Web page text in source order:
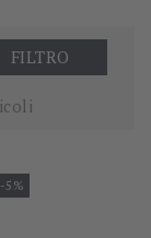
FILTRO
-5%